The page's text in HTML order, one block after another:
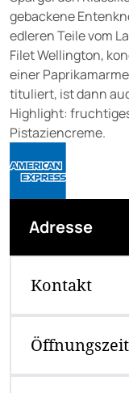
gebackene
edleren Teile vom
Filet Wellington,
einer
tituliert, ist dann
Highlight:
Pistaziencreme.
Adresse
Kontakt